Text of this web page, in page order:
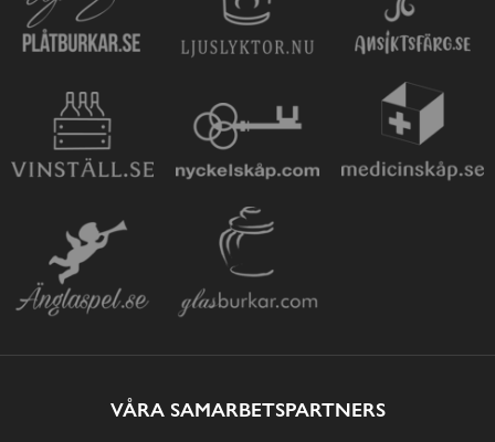
VÅRA SAMARBETSPARTNERS